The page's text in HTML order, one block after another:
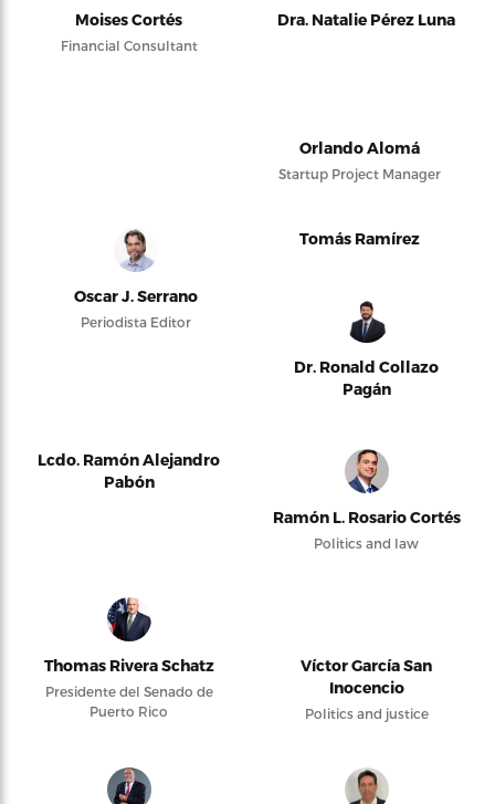
Moises Cortés
Financial Consultant
Dra. Natalie Pérez Luna
Orlando Alomá
Startup Project Manager
Oscar J. Serrano
Periodista Editor
Tomás Ramírez
Dr. Ronald Collazo
Pagán
Lcdo. Ramón Alejandro
Pabón
Ramón L. Rosario Cortés
Politics and law
Thomas Rivera Schatz
Presidente del Senado de
Puerto Rico
Víctor García San
Inocencio
Politics and justice